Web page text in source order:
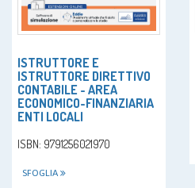
ISTRUTTORE E
ISTRUTTORE DIRETTIVO
CONTABILE - AREA
ECONOMICO-FINANZIARIA
ENTI LOCALI
ISBN: 9791256021970
SFOGLIA